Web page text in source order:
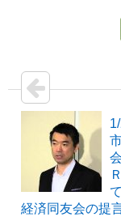
経済同友会の提